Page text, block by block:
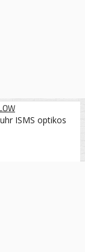
ISMS optikos